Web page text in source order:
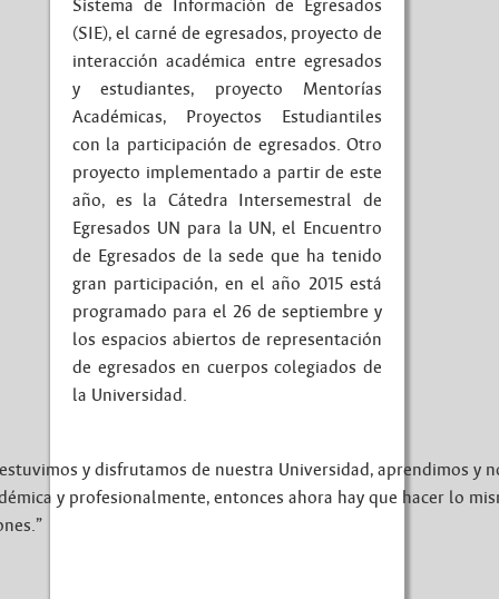
Sistema de Información de Egresados
(SIE), el carné de egresados, proyecto de
interacción académica entre egresados
y estudiantes, proyecto Mentorías
Académicas, Proyectos Estudiantiles
con la participación de egresados. Otro
proyecto implementado a partir de este
año, es la Cátedra Intersemestral de
Egresados UN para la UN, el Encuentro
de Egresados de la sede que ha tenido
gran participación, en el año 2015 está
programado para el 26 de septiembre y
los espacios abiertos de representación
de egresados en cuerpos colegiados de
la Universidad.
y disfrutamos de nuestra Universidad, aprendimos y
y profesionalmente, entonces ahora hay que hacer lo